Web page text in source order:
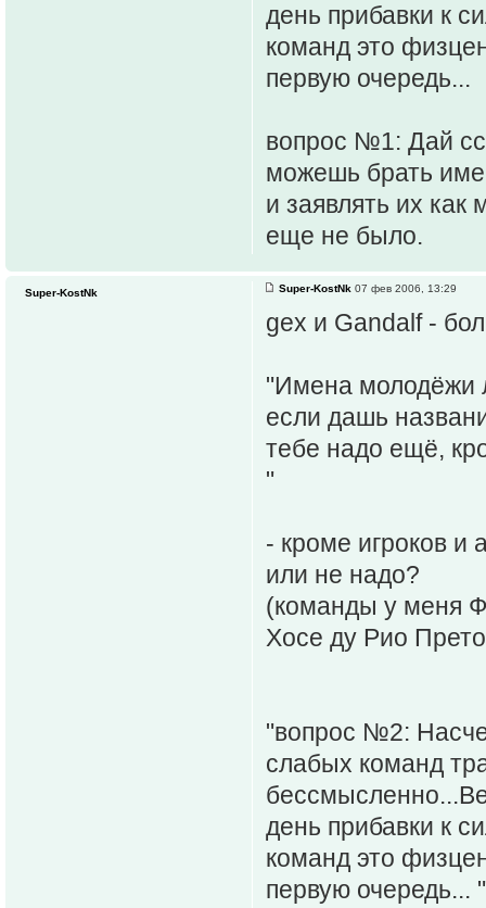
день прибавки к
команд это
первую очередь...
вопрос №1: Дай
можешь брать
и заявлять их как
еще не было.
Super-KostNk 07 фев 2006, 13:29
gex и Gandalf -
"Имена молодёжи
если дашь
тебе надо ещё,
"
- кроме игроков
или не надо?
(команды у меня
Хосе ду Рио
"вопрос №2:
слабых команд
день прибавки к
команд это
первую очередь... "
Super-KostNk